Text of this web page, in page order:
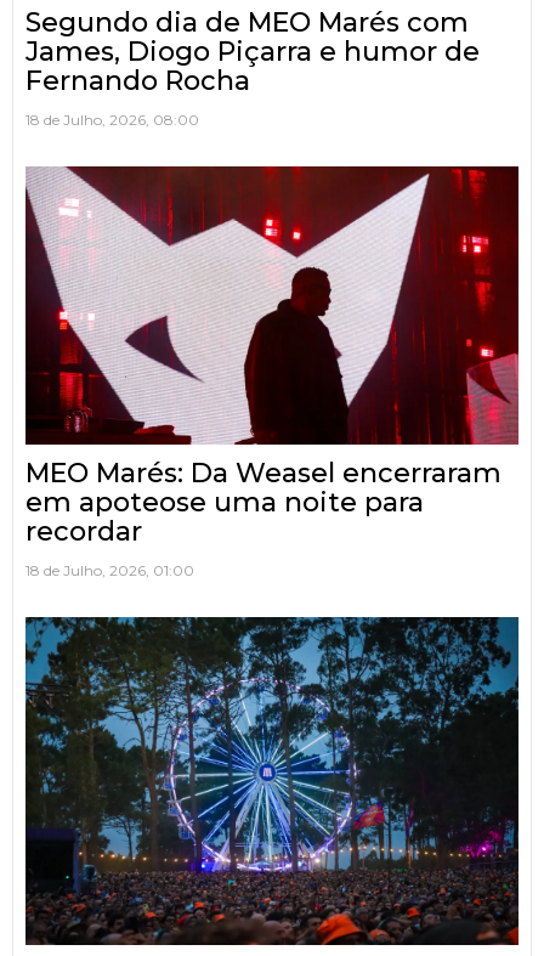
Segundo dia de MEO Marés com
James, Diogo Piçarra e humor de
Fernando Rocha
18 de Julho, 2026, 08:00
MEO Marés: Da Weasel encerraram
em apoteose uma noite para
recordar
18 de Julho, 2026, 01:00